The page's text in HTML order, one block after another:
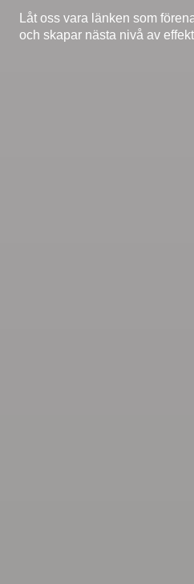
Låt oss vara länken som
och skapar nästa nivå av